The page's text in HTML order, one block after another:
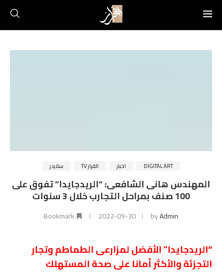
DIGITAL ART اخبار القرار TV سلايدر
المهندس هانى الشافعى: “الريدجايدا” تفوق على
100 صنف بمراحل التجارب خلال 3 سنوات
byAdmin
2022-09-30
Bookmark
“الريدجايدا” الأفضل لمزارعى الطماطم وتجار
التجزئة والأكثر أمانا على صحة المستهلك